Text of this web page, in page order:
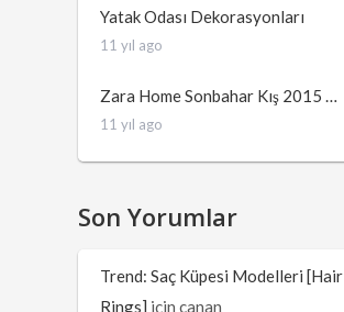
Yatak Odası Dekorasyonları
11 yıl ago
Zara Home Sonbahar Kış 2015 …
11 yıl ago
Son Yorumlar
Trend: Saç Küpesi Modelleri [Hair
Rings] içincanan